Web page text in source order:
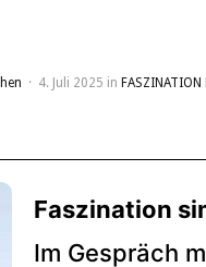
4. Juli 2025 in FASZINATION